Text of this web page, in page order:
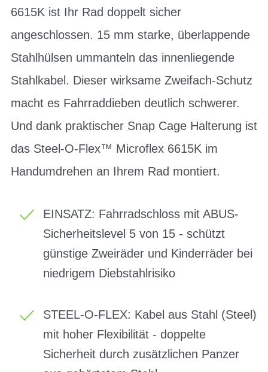
6615K ist Ihr Rad doppelt sicher
angeschlossen. 15 mm starke, überlappende
Stahlhülsen ummanteln das innenliegende
Stahlkabel. Dieser wirksame Zweifach-Schutz
macht es Fahrraddieben deutlich schwerer.
Und dank praktischer Snap Cage Halterung ist
das Steel-O-Flex™ Microflex 6615K im
Handumdrehen an Ihrem Rad montiert.
EINSATZ: Fahrradschloss mit ABUS-
Sicherheitslevel 5 von 15 - schützt
günstige Zweiräder und Kinderräder bei
niedrigem Diebstahlrisiko
STEEL-O-FLEX: Kabel aus Stahl (Steel)
mit hoher Flexibilität - doppelte
Sicherheit durch zusätzlichen Panzer